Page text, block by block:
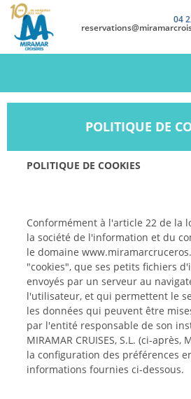
04
POLITIQUE DE
POLITIQUE DE COOKIES
Conformément à l'article 22 de la
la société de l'information et du
le domaine
"cookies", que ses petits fichiers
envoyés par un serveur au
l'utilisateur, et qui permettent le
les données qui peuvent être
par l'entité responsable de son
MIRAMAR CRUISES, S.L. (ci-après,
la configuration des préférences
informations fournies ci-dessous.